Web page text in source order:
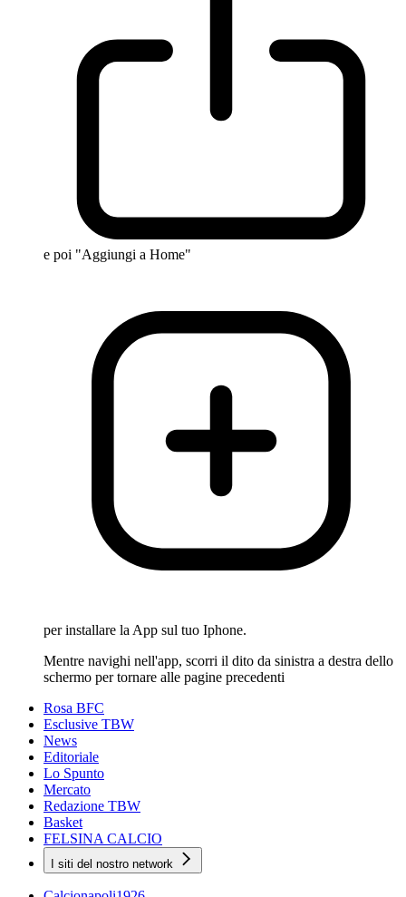
e poi "Aggiungi a Home"
per installare la App sul tuo Iphone.
Mentre navighi nell'app, scorri il dito da sinistra a destra dello
schermo per tornare alle pagine precedenti
Rosa BFC
Esclusive TBW
News
Editoriale
Lo Spunto
Mercato
Redazione TBW
Basket
FELSINA CALCIO
I siti del nostro network